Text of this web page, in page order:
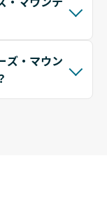
ズ・マウン